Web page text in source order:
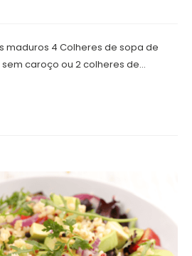
maduros 4 Colheres de sopa de
caroço ou 2 colheres de...